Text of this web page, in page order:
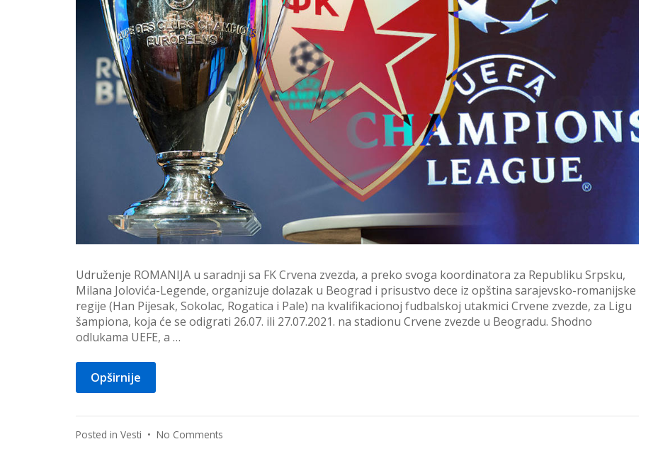
Udruženje ROMANIJA u saradnji sa FK Crvena zvezda, a preko svoga koordinatora za Republiku Srpsku,
Milana Jolovića-Legende, organizuje dolazak u Beograd i prisustvo dece iz opština sarajevsko-romanijske
regije (Han Pijesak, Sokolac, Rogatica i Pale) na kvalifikacionoj fudbalskoj utakmici Crvene zvezde, za Ligu
šampiona, koja će se odigrati 26.07. ili 27.07.2021. na stadionu Crvene zvezde u Beogradu. Shodno
odlukama UEFE, a …
Opširnije
Posted in Vesti • No Comments